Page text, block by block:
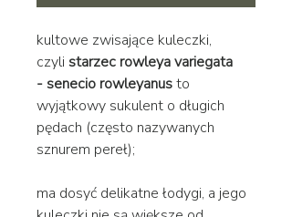
kultowe zwisające kuleczki,
czyli starzec rowleya variegata
- senecio rowleyanusto
wyjątkowy sukulent o długich
pędach (często nazywanych
sznurem pereł);
ma dosyć delikatne łodygi, a jego